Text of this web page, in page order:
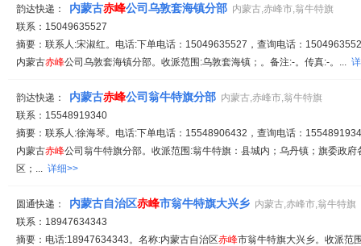
韵达快递： 内蒙古赤峰公司乌敦套海镇分部 内蒙古,赤峰市,翁牛特旗
联系：15049635527
摘要：联系人:宋淑红。电话:下单电话：15049635527，查询电话：
内蒙古赤峰公司乌敦套海镇分部。收派范围:乌敦套海镇；。备注:-。传真:-。...
韵达快递： 内蒙古赤峰公司翁牛特旗分部 内蒙古,赤峰市,翁牛特旗
联系：15548919340
摘要：联系人:徐海琴。电话:下单电话：15548906432，查询电话：
内蒙古赤峰公司翁牛特旗分部。收派范围:翁牛特旗：县城内；乌丹镇；旗委政
区；... 详细>>
圆通快递： 内蒙古自治区赤峰市翁牛特旗大兴乡 内蒙古,赤峰市,翁牛特旗
联系：18947634343
摘要：电话:18947634343。名称:内蒙古自治区赤峰市翁牛特旗大兴乡。收派范